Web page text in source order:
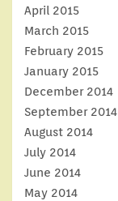
April 2015
March 2015
February 2015
January 2015
December 2014
September 2014
August 2014
July 2014
June 2014
May 2014